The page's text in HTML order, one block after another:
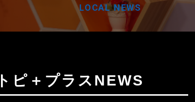
LOCAL NEWS
ピ＋プラスNEWS